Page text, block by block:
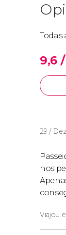
Todas
9,6
29 /
nos
Viajou